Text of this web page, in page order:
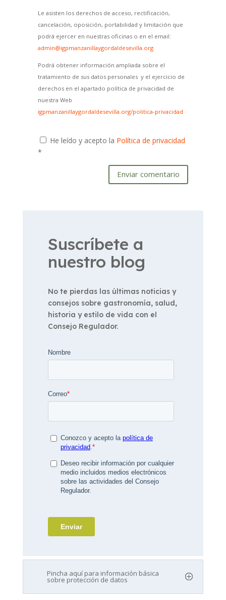
Le asisten los derechos de acceso, rectificación,
cancelación, oposición, portabilidad y limitación que
podrá ejercer en nuestras oficinas o en el email:
admin@igpmanzanillaygordaldesevilla.org
Podrá obtener información ampliada sobre el
tratamiento de sus datos personales y el ejercicio de
derechos en el apartado política de privacidad de
nuestra Web
igpmanzanillaygordaldesevilla.org/politica-privacidad
He leído y acepto la Política de privacidad
*
Enviar comentario
Suscríbete a
nuestro blog
No te pierdas las últimas noticias y
consejos sobre gastronomía, salud,
historia y estilo de vida con el
Consejo Regulador.
Pincha aquí para información básica
sobre protección de datos